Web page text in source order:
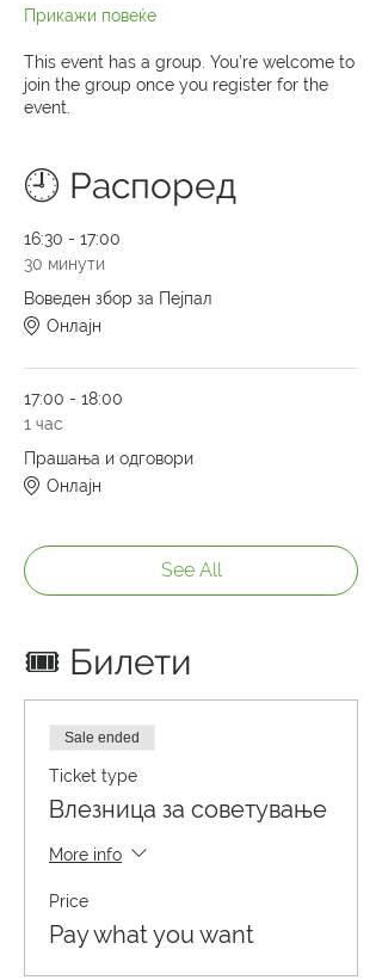
Прикажи повеќе
This event has a group. You’re welcome to
join the group once you register for the
event.
🕘 Распоред
16:30 - 17:00
30 минути
Воведен збор за Пејпал
Онлајн
17:00 - 18:00
1 час
Прашања и одговори
Онлајн
See All
🎟️ Билети
Sale ended
Ticket type
Влезница за советување
More info
Price
Pay what you want